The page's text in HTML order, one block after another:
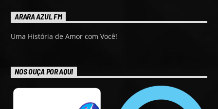
ARARA AZUL FM
Uma História de Amor com Você!
NOS OUÇA POR AQUI